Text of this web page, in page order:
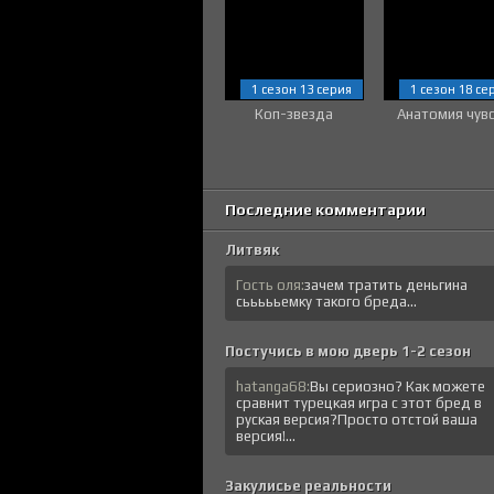
Коп-звезда
1 сезон 13 серия
Анатомия
1 сезон 18
Последние комментарии
Литвяк
Гость оля:зачем тратить деньгина
сьььььемку такого бреда...
Постучись в мою дверь 1-2 сезон
hatanga68:Вы сериозно? Как можете
сравнит турецкая игра с этот бред в
руская версия?Просто отстой ваша
версия!...
Закулисье реальности